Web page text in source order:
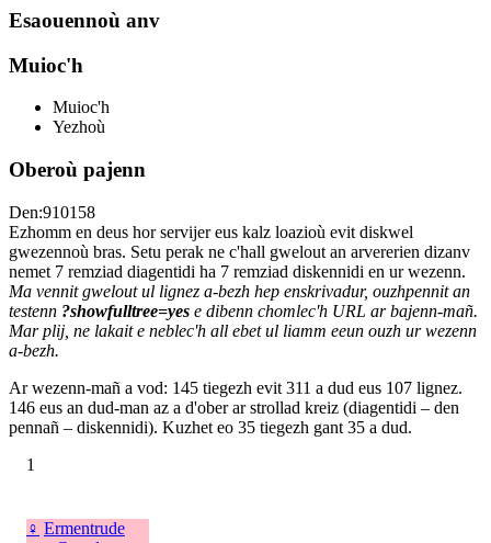
Esaouennoù anv
Muioc'h
Muioc'h
Yezhoù
Oberoù pajenn
Den:910158
Ezhomm en deus hor servijer eus kalz loazioù evit diskwel
gwezennoù bras. Setu perak ne c'hall gwelout an arvererien dizanv
nemet 7 remziad diagentidi ha 7 remziad diskennidi en ur wezenn.
Ma vennit gwelout ul lignez a-bezh hep enskrivadur, ouzhpennit an
testenn ?showfulltree=yes e dibenn chomlec'h URL ar bajenn-mañ.
Mar plij, ne lakait e neblec'h all ebet ul liamm eeun ouzh ur wezenn
a-bezh.
Ar wezenn-mañ a vod: 145 tiegezh evit 311 a dud eus 107 lignez.
146 eus an dud-man az a d'ober ar strollad kreiz (diagentidi – den
pennañ – diskennidi). Kuzhet eo 35 tiegezh gant 35 a dud.
1
♀ Ermentrude